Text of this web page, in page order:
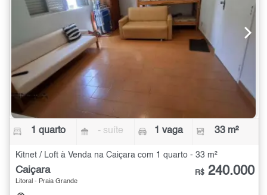
1 quarto - suíte 1 vaga 33 m²
Kitnet / Loft à Venda na Caiçara com 1 quarto - 33 m²
Caiçara
Litoral - Praia Grande
R$ 240.000